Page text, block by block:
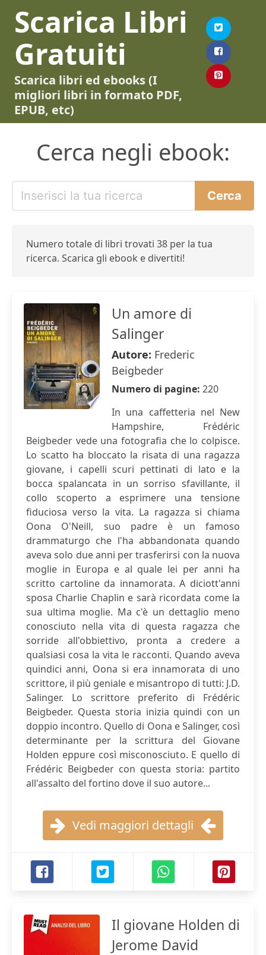
Scarica Libri
Gratuiti
Scarica libri ed ebooks (I
migliori libri in formato PDF,
EPUB, etc)
Cerca negli ebook:
Numero totale di libri trovati 38 per la tua
ricerca. Scarica gli ebook e divertiti!
Un amore di
Salinger
Autore: Frederic
Beigbeder
Numero di pagine: 220
In una caffetteria nel New
Hampshire, Frédéric
Beigbeder vede una fotografia che lo colpisce.
Lo scatto ha bloccato la risata di una ragazza
giovane, i capelli scuri pettinati di lato e la
bocca spalancata in un sorriso sfavillante, il
collo scoperto a esprimere una tensione
fiduciosa verso la vita. La ragazza si chiama
Oona O'Neill, suo padre è un famoso
drammaturgo che l'ha abbandonata quando
aveva solo due anni per trasferirsi con la nuova
moglie in Europa e al quale lei per anni ha
scritto cartoline da innamorata. A diciott'anni
sposa Charlie Chaplin e sarà ricordata come la
sua ultima moglie. Ma c'è un dettaglio meno
conosciuto nella vita di questa ragazza che
sorride all'obbiettivo, pronta a credere a
qualsiasi cosa la vita le racconti. Quando aveva
quindici anni, Oona si era innamorata di uno
scrittore, il più geniale e misantropo di tutti: J.D.
Salinger. Lo scrittore preferito di Frédéric
Beigbeder. Questa storia inizia quindi con un
doppio incontro. Quello di Oona e Salinger, così
determinante per la scrittura del Giovane
Holden eppure così misconosciuto. E quello di
Frédéric Beigbeder con questa storia: partito
all'assalto del fortino dove il suo autore...
Vedi maggiori dettagli
Il giovane Holden di
Jerome David